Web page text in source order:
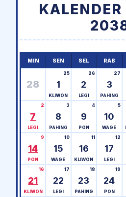
MIN SEN SEL RAB
28 1
25
KLIWON
2
26
LEGI
3
27
PAHING
7
2
LEGI
8
3
PAHING
9
4
PON
10
5
WAGE
14
9
PON
15
10
WAGE
16
11
KLIWON
17
12
LEGI
21
16
KLIWON
22
17
LEGI
23
18
PAHING
24
19
PON